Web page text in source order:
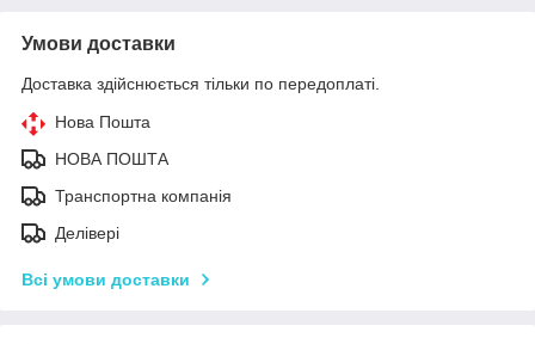
Умови доставки
Доставка здійснюється тільки по передоплаті.
Нова Пошта
НОВА ПОШТА
Транспортна компанія
Делівері
Всі умови доставки